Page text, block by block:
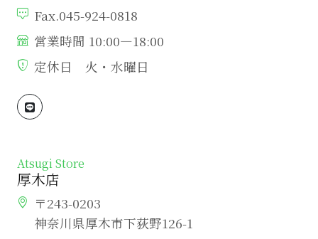
Fax.045-924-0818
営業時間 10:00―18:00
定休日 火・水曜日
Atsugi Store
厚木店
〒243-0203
神奈川県厚木市下荻野126-1